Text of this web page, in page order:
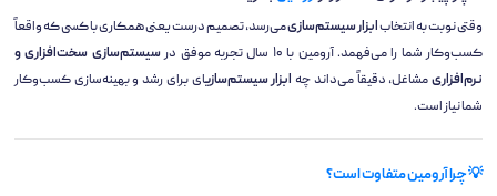
وقتی نوبت به انتخابابزار سیستم‌سازیمی‌رسد، تصمیم درست یعنی همکاری با کسی که واقعاً
کسب‌وکار شما را می‌فهمد. آرومین با ۱۰ سال تجربه موفق در
سیستم‌سازی سخت‌افزاری و
نرم‌افزاریمشاغل، دقیقاً می‌داند چه ابزار سیستم‌سازیای برای رشد و بهینه‌سازی کسب‌وکار
شما نیاز است.
💡 چرا آرومین متفاوت است؟